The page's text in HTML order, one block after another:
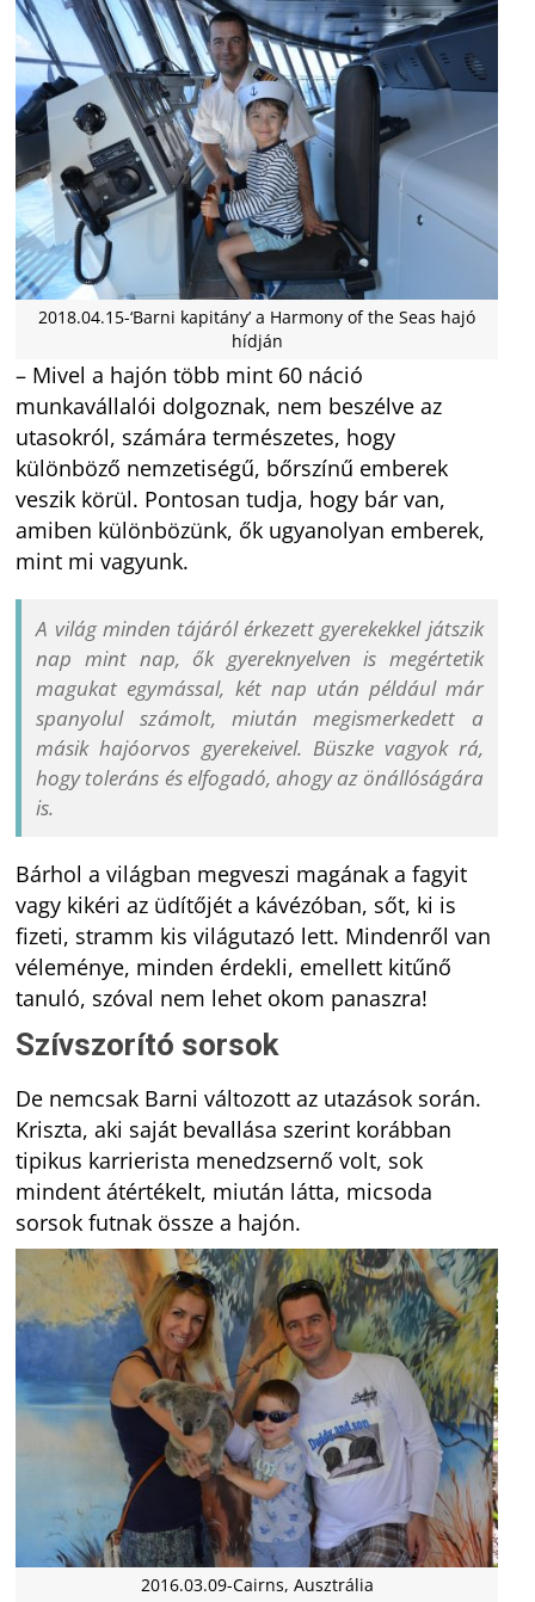
2018.04.15-‘Barni kapitány’ a Harmony of the Seas hajó
hídján
– Mivel a hajón több mint 60 náció
munkavállalói dolgoznak, nem beszélve az
utasokról, számára természetes, hogy
különböző nemzetiségű, bőrszínű emberek
veszik körül. Pontosan tudja, hogy bár van,
amiben különbözünk, ők ugyanolyan emberek,
mint mi vagyunk.
A világ minden tájáról érkezett gyerekekkel játszik
nap mint nap, ők gyereknyelven is megértetik
magukat egymással, két nap után például már
spanyolul számolt, miután megismerkedett a
másik hajóorvos gyerekeivel. Büszke vagyok rá,
hogy toleráns és elfogadó, ahogy az önállóságára
is.
Bárhol a világban megveszi magának a fagyit
vagy kikéri az üdítőjét a kávézóban, sőt, ki is
fizeti, stramm kis világutazó lett. Mindenről van
véleménye, minden érdekli, emellett kitűnő
tanuló, szóval nem lehet okom panaszra!
Szívszorító sorsok
De nemcsak Barni változott az utazások során.
Kriszta, aki saját bevallása szerint korábban
tipikus karrierista menedzsernő volt, sok
mindent átértékelt, miután látta, micsoda
sorsok futnak össze a hajón.
2016.03.09-Cairns, Ausztrália